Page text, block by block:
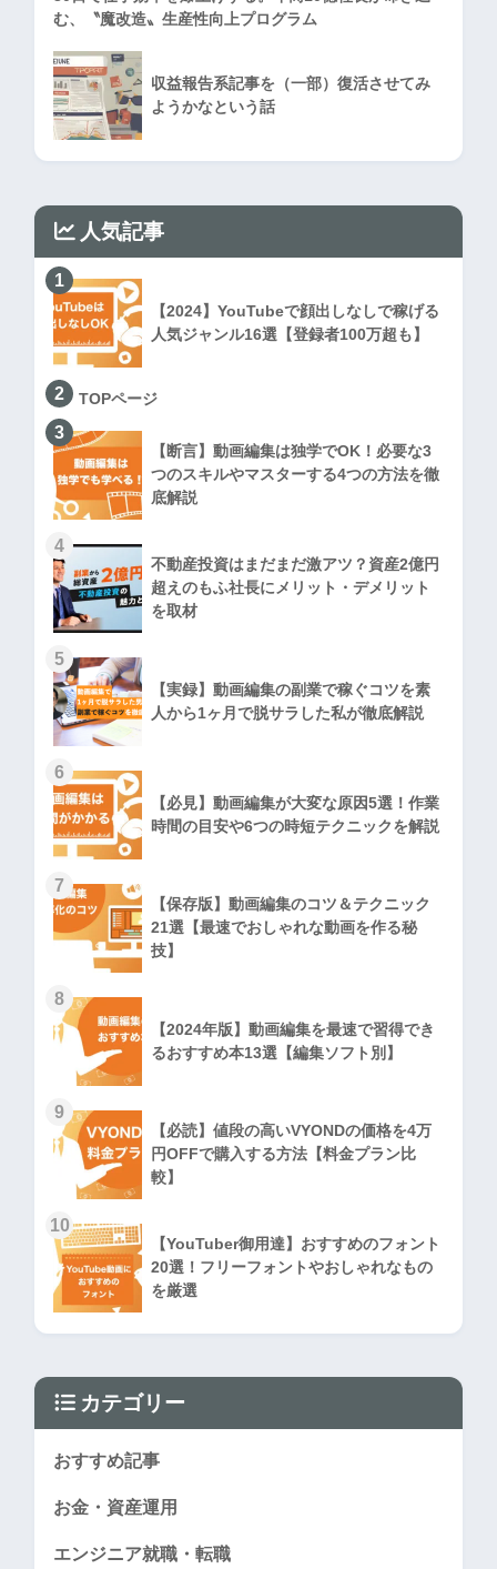
む、〝魔改造〟生産性向上プログラム
収益報告系記事を（一部）復活させてみ
ようかなという話
人気記事
1
【2024】YouTubeで顔出しなしで稼げる
人気ジャンル16選【登録者100万超も】
2 TOPページ
3
【断言】動画編集は独学でOK！必要な3
つのスキルやマスターする4つの方法を徹
底解説
4
不動産投資はまだまだ激アツ？資産2億円
超えのもふ社長にメリット・デメリット
を取材
5
【実録】動画編集の副業で稼ぐコツを素
人から1ヶ月で脱サラした私が徹底解説
6
【必見】動画編集が大変な原因5選！作業
時間の目安や6つの時短テクニックを解説
7
【保存版】動画編集のコツ＆テクニック
21選【最速でおしゃれな動画を作る秘
技】
8
【2024年版】動画編集を最速で習得でき
るおすすめ本13選【編集ソフト別】
9
【必読】値段の高いVYONDの価格を4万
円OFFで購入する方法【料金プラン比
較】
10
【YouTuber御用達】おすすめのフォント
20選！フリーフォントやおしゃれなもの
を厳選
カテゴリー
おすすめ記事
お金・資産運用
エンジニア就職・転職